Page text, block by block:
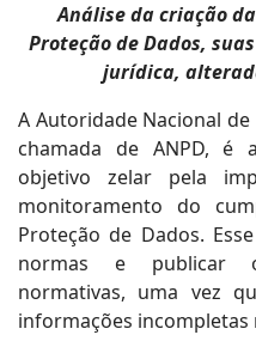
Análise da criação
Proteção de Dados,
jurídica,
A Autoridade Nacional
chamada de ANPD,
objetivo zelar pela
monitoramento do
Proteção de Dados.
normas e publicar
normativas, uma vez
informações incompletas